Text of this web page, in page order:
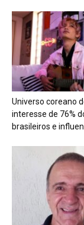
Universo coreano
interesse de 76%
brasileiros e